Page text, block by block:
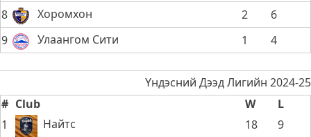
8
Хоромхон 2
6
9
Улаангом Сити 1 4
Үндэсний Дээд Лигийн 2024-25
# Club W
L
1
Найтс 18
9